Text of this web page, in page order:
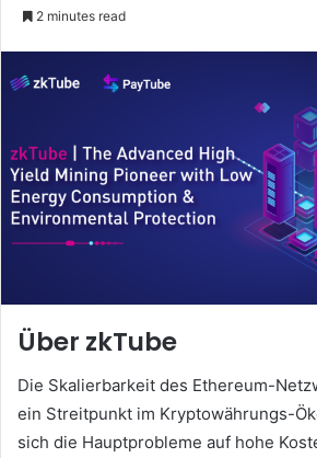
2 minutes read
Über zkTube
Die Skalierbarkeit des Ethereum-
ein Streitpunkt im Kryptowährungs-
sich die Hauptprobleme auf hohe